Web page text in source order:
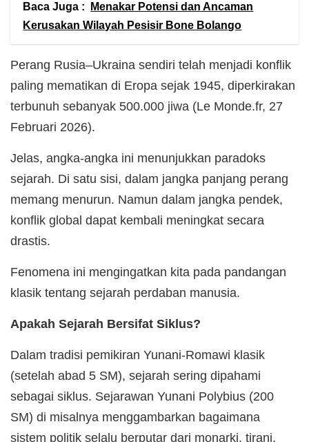
Baca Juga :
Menakar Potensi dan Ancaman
Kerusakan Wilayah Pesisir Bone Bolango
Perang Rusia–Ukraina sendiri telah menjadi konflik
paling mematikan di Eropa sejak 1945, diperkirakan
terbunuh sebanyak 500.000 jiwa (Le Monde.fr, 27
Februari 2026).
Jelas, angka-angka ini menunjukkan paradoks
sejarah. Di satu sisi, dalam jangka panjang perang
memang menurun. Namun dalam jangka pendek,
konflik global dapat kembali meningkat secara
drastis.
Fenomena ini mengingatkan kita pada pandangan
klasik tentang sejarah perdaban manusia.
Apakah Sejarah Bersifat Siklus?
Dalam tradisi pemikiran Yunani-Romawi klasik
(setelah abad 5 SM), sejarah sering dipahami
sebagai siklus. Sejarawan Yunani Polybius (200
SM) di misalnya menggambarkan bagaimana
sistem politik selalu berputar dari monarki, tirani,